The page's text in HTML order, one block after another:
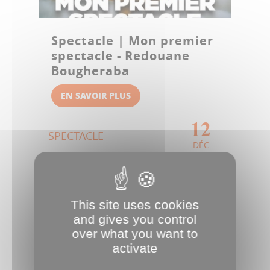
Spectacle | Mon premier
spectacle - Redouane
Bougheraba
EN SAVOIR PLUS
SPECTACLE 12
DÉC
This site uses cookies
and gives you control
over what you want to
activate